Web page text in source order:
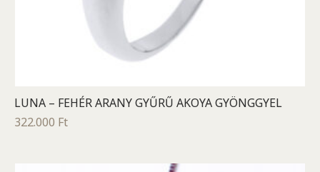
LUNA – FEHÉR ARANY GYŰRŰ AKOYA GYÖNGGYEL
322.000 Ft